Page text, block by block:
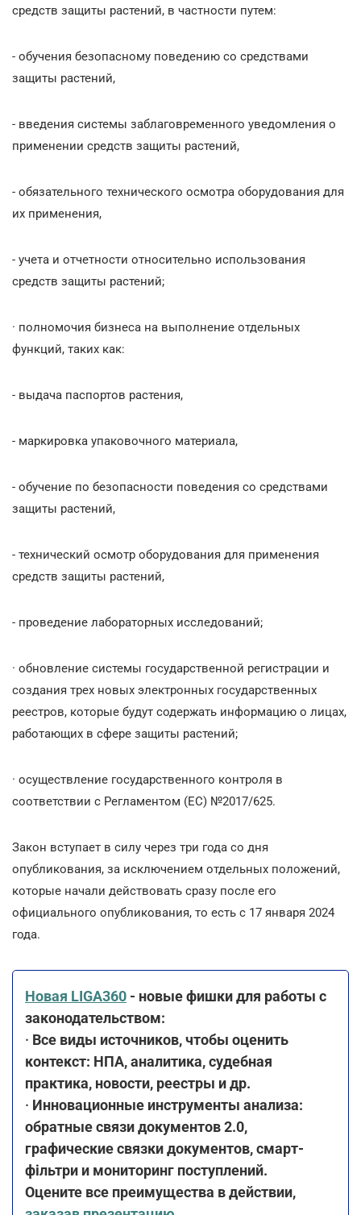
средств защиты растений, в частности путем:
- обучения безопасному поведению со средствами
защиты растений,
- введения системы заблаговременного уведомления о
применении средств защиты растений,
- обязательного технического осмотра оборудования для
их применения,
- учета и отчетности относительно использования
средств защиты растений;
· полномочия бизнеса на выполнение отдельных
функций, таких как:
- выдача паспортов растения,
- маркировка упаковочного материала,
- обучение по безопасности поведения со средствами
защиты растений,
- технический осмотр оборудования для применения
средств защиты растений,
- проведение лабораторных исследований;
· обновление системы государственной регистрации и
создания трех новых электронных государственных
реестров, которые будут содержать информацию о лицах,
работающих в сфере защиты растений;
· осуществление государственного контроля в
соответствии с Регламентом (ЕС) №2017/625.
Закон вступает в силу через три года со дня
опубликования, за исключением отдельных положений,
которые начали действовать сразу после его
официального опубликования, то есть с 17 января 2024
года.
Новая LIGA360 - новые фишки для работы с
законодательством:
· Все виды источников, чтобы оценить
контекст: НПА, аналитика, судебная
практика, новости, реестры и др.
· Инновационные инструменты анализа:
обратные связи документов 2.0,
графические связки документов, смарт-
фільтри и мониторинг поступлений.
Оцените все преимущества в действии,